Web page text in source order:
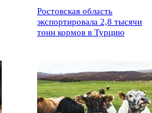
Ростовская область
экспортировала 2,8 тысячи
тонн кормов в Турцию